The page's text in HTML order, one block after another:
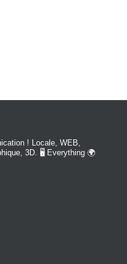
! Locale, WEB,
3D. 🖥️ Everything 🌍